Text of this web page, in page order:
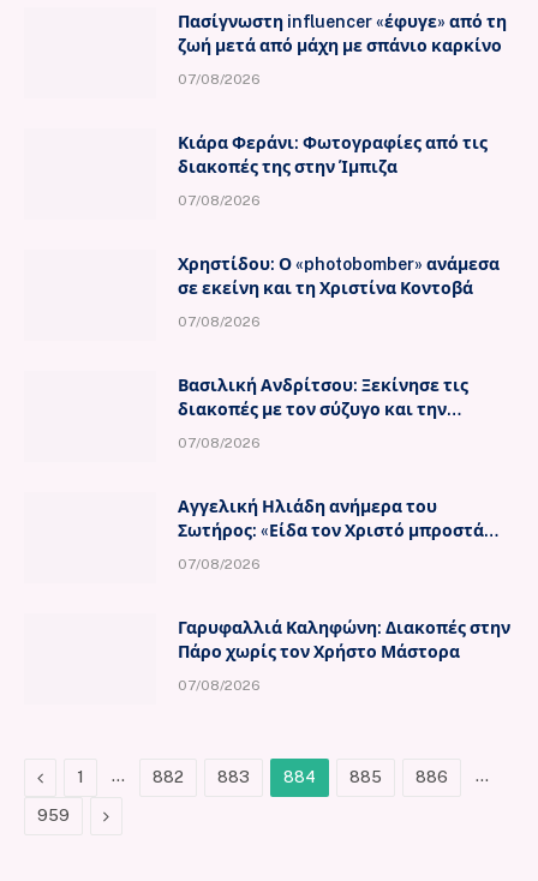
Πασίγνωστη influencer «έφυγε» από τη
ζωή μετά από μάχη με σπάνιο καρκίνο
07/08/2026
Κιάρα Φεράνι: Φωτογραφίες από τις
διακοπές της στην Ίμπιζα
07/08/2026
Χρηστίδου: Ο «photobomber» ανάμεσα
σε εκείνη και τη Χριστίνα Κοντοβά
07/08/2026
Βασιλική Ανδρίτσου: Ξεκίνησε τις
διακοπές με τον σύζυγο και την
07/08/2026
Αγγελική Ηλιάδη ανήμερα του
Σωτήρος: «Είδα τον Χριστό μπροστά
07/08/2026
Γαρυφαλλιά Καληφώνη: Διακοπές στην
Πάρο χωρίς τον Χρήστο Μάστορα
07/08/2026
Previous
1 … 882 883 884 885 886 …
959 Next